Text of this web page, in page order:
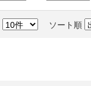
ソート順